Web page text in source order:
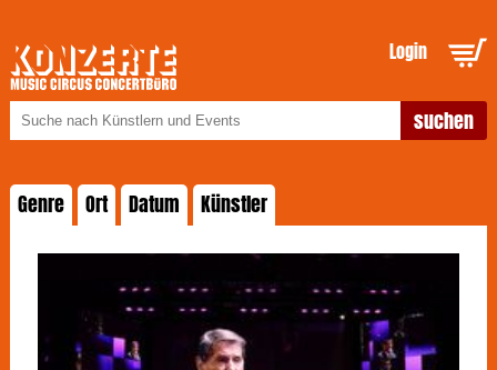
Login
Genre Ort Datum Künstler